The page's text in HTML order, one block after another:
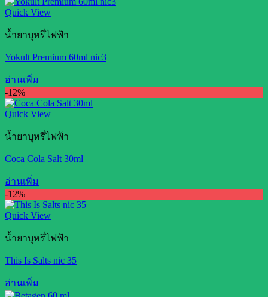
Quick View
น้ำยาบุหรี่ไฟฟ้า
Yokult Premium 60ml nic3
อ่านเพิ่ม
-12%
Quick View
น้ำยาบุหรี่ไฟฟ้า
Coca Cola Salt 30ml
อ่านเพิ่ม
-12%
Quick View
น้ำยาบุหรี่ไฟฟ้า
This Is Salts nic 35
อ่านเพิ่ม